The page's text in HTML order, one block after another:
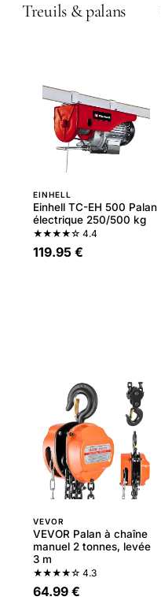
Treuils & palans
EINHELL
Einhell TC-EH 500 Palan
électrique 250/500 kg
★★★★☆ 4.4
119.95 €
VEVOR
VEVOR Palan à chaîne
manuel 2 tonnes, levée
3 m
★★★★☆ 4.3
64.99 €